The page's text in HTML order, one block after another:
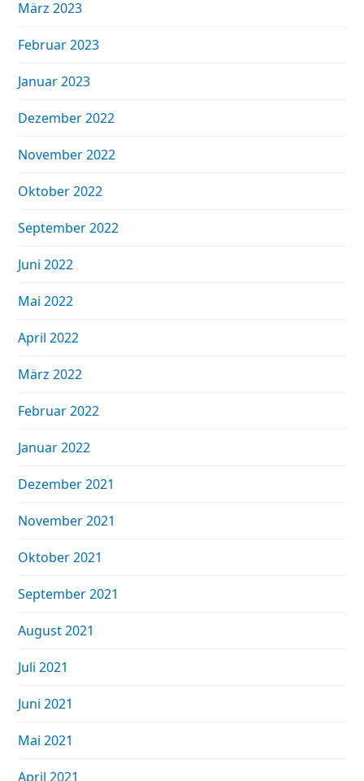
März 2023
Februar 2023
Januar 2023
Dezember 2022
November 2022
Oktober 2022
September 2022
Juni 2022
Mai 2022
April 2022
März 2022
Februar 2022
Januar 2022
Dezember 2021
November 2021
Oktober 2021
September 2021
August 2021
Juli 2021
Juni 2021
Mai 2021
April 2021